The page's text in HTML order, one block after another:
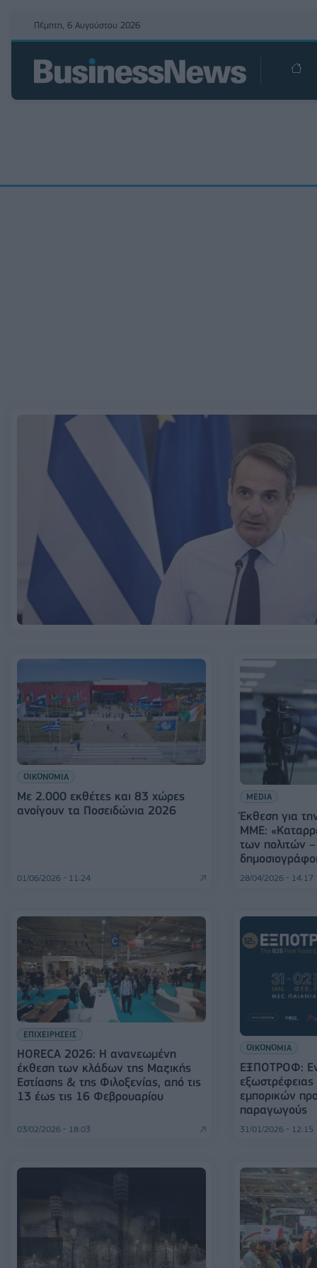
Πέμπτη, 6 Αυγούστου 2026
ΟΙΚΟΝΟΜΙΑ
Με 2.000 εκθέτες και 83 χώρες
ανοίγουν τα Ποσειδώνια 2026
01/06/2026 - 11:24
MEDIA
Έκθεση για
ΜΜΕ:
των πολιτών –
28/04/2026 - 14:17
ΕΠΙΧΕΙΡΗΣΕΙΣ
HORECA 2026: Η ανανεωμένη
έκθεση των κλάδων της Μαζικής
Εστίασης & της Φιλοξενίας, από τις
13 έως τις 16 Φεβρουαρίου
03/02/2026 - 18:03
ΟΙΚΟΝΟΜΙΑ
ΕΞΠΟΤΡΟΦ:
εξωστρέφειας
εμπορικών
παραγωγούς
31/01/2026 - 12:15